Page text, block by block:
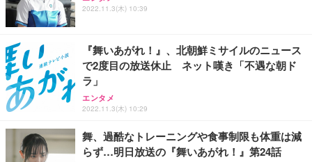
2022.11.3(木) 10:39
『舞いあがれ！』、北朝鮮ミサイルのニュース
で2度目の放送休止 ネット嘆き「不遇な朝ド
ラ」
エンタメ
2022.11.3(木) 10:29
舞、過酷なトレーニングや食事制限も体重は減
らず…明日放送の『舞いあがれ！』第24話